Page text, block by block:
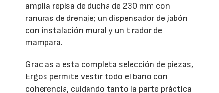
amplia repisa de ducha de 230 mm con
ranuras de drenaje; un dispensador de jabón
con instalación mural y un tirador de
mampara.
Gracias a esta completa selección de piezas,
Ergos permite vestir todo el baño con
coherencia, cuidando tanto la parte práctica